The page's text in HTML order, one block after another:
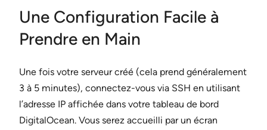
Une Configuration Facile à
Prendre en Main
Une fois votre serveur créé (cela prend généralement
3 à 5 minutes), connectez-vous via SSH en utilisant
l’adresse IP affichée dans votre tableau de bord
DigitalOcean. Vous serez accueilli par un écran